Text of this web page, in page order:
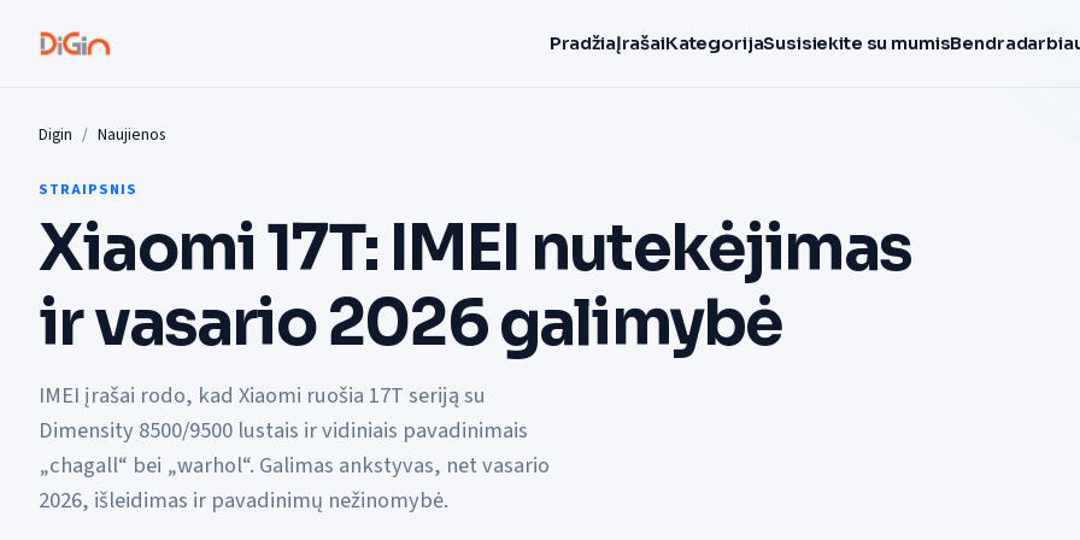
PradžiaĮrašaiKategorijaSusisiekite su mumis
Digin Naujienos
STRAIPSNIS
Xiaomi 17T: IMEI nutekėjimas
ir vasario 2026 galimybė
IMEI įrašai rodo, kad Xiaomi ruošia 17T seriją su
Dimensity 8500/9500 lustais ir vidiniais pavadinimais
„chagall“ bei „warhol“. Galimas ankstyvas, net vasario
2026, išleidimas ir pavadinimų nežinomybė.